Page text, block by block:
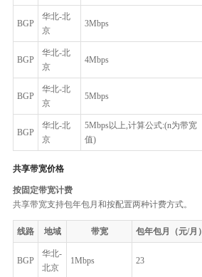
BGP
华北-北
京
3Mbps
BGP
华北-北
京
4Mbps
BGP
华北-北
京
5Mbps
BGP
华北-北
京
5Mbps以上,计算公式:(n为带宽
值)
共享带宽价格
按固定带宽计费
共享带宽支持包年包月和按配置两种计费方式。
线路 地域 带宽 包年包月（元/月）
BGP
华北-
北京
1Mbps 23